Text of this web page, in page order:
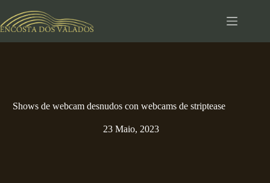
para
o
Shows de webcam desnudos con webcams de striptease
23 Maio, 2023